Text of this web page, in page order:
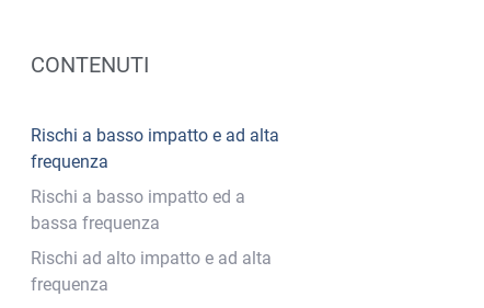
CONTENUTI
Rischi a basso impatto e ad alta
frequenza
Rischi a basso impatto ed a
bassa frequenza
Rischi ad alto impatto e ad alta
frequenza